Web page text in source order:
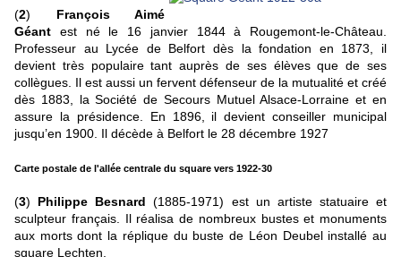
(2) François Aimé
Géant est né le 16 janvier 1844 à Rougemont-le-Château.
Professeur au Lycée de Belfort dès la fondation en 1873, il
devient très populaire tant auprès de ses élèves que de ses
collègues. Il est aussi un fervent défenseur de la mutualité et créé
dès 1883, la Société de Secours Mutuel Alsace-Lorraine et en
assure la présidence. En 1896, il devient conseiller municipal
jusqu’en 1900. Il décède à Belfort le 28 décembre 1927
Carte postale de l'allée centrale du square vers 1922-30
(3) Philippe Besnard (1885-1971) est un artiste statuaire et
sculpteur français. Il réalisa de nombreux bustes et monuments
aux morts dont la réplique du buste de Léon Deubel installé au
square Lechten.